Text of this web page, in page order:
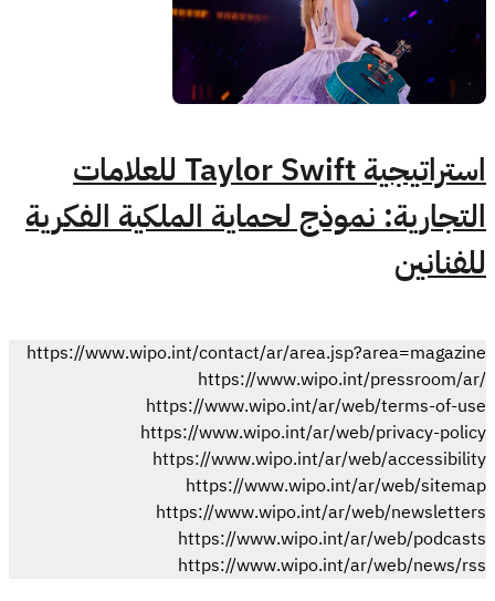
استراتيجية Taylor Swift للعلامات
التجارية: نموذج لحماية الملكية الفكرية
للفنانين
https://www.wipo.int/contact/ar/area.jsp?area=magazine
https://www.wipo.int/pressroom/ar/
https://www.wipo.int/ar/web/terms-of-use
https://www.wipo.int/ar/web/privacy-policy
https://www.wipo.int/ar/web/accessibility
https://www.wipo.int/ar/web/sitemap
https://www.wipo.int/ar/web/newsletters
https://www.wipo.int/ar/web/podcasts
https://www.wipo.int/ar/web/news/rss